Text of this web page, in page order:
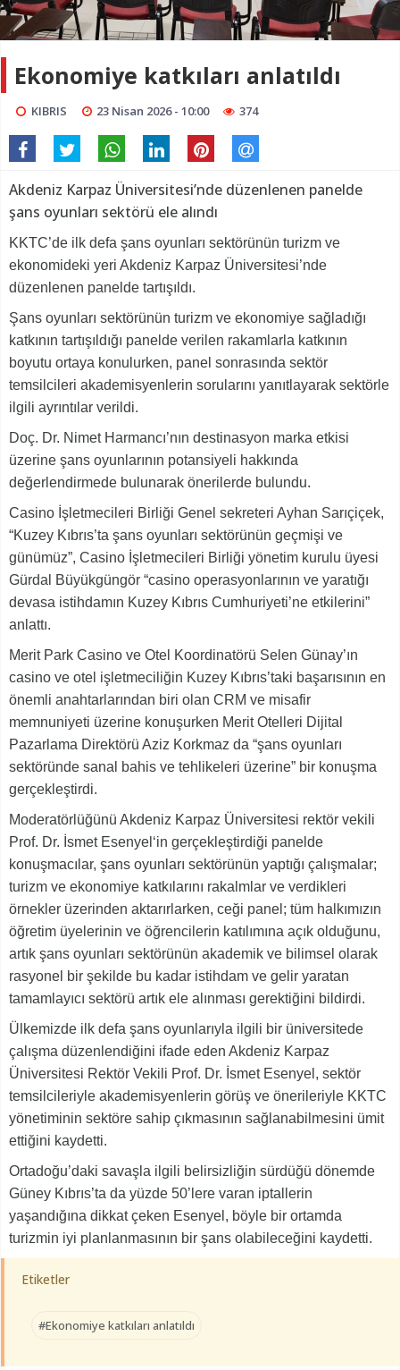
Ekonomiye katkıları anlatıldı
KIBRIS 23 Nisan 2026 - 10:00 374
Akdeniz Karpaz Üniversitesi’nde düzenlenen panelde
şans oyunları sektörü ele alındı
KKTC’de ilk defa şans oyunları sektörünün turizm ve
ekonomideki yeri Akdeniz Karpaz Üniversitesi’nde
düzenlenen panelde tartışıldı.
Şans oyunları sektörünün turizm ve ekonomiye sağladığı
katkının tartışıldığı panelde verilen rakamlarla katkının
boyutu ortaya konulurken, panel sonrasında sektör
temsilcileri akademisyenlerin sorularını yanıtlayarak sektörle
ilgili ayrıntılar verildi.
Doç. Dr. Nimet Harmancı’nın destinasyon marka etkisi
üzerine şans oyunlarının potansiyeli hakkında
değerlendirmede bulunarak önerilerde bulundu.
Casino İşletmecileri Birliği Genel sekreteri Ayhan Sarıçiçek,
“Kuzey Kıbrıs’ta şans oyunları sektörünün geçmişi ve
günümüz”, Casino İşletmecileri Birliği yönetim kurulu üyesi
Gürdal Büyükgüngör “casino operasyonlarının ve yaratığı
devasa istihdamın Kuzey Kıbrıs Cumhuriyeti’ne etkilerini”
anlattı.
Merit Park Casino ve Otel Koordinatörü Selen Günay’ın
casino ve otel işletmeciliğin Kuzey Kıbrıs’taki başarısının en
önemli anahtarlarından biri olan CRM ve misafir
memnuniyeti üzerine konuşurken Merit Otelleri Dijital
Pazarlama Direktörü Aziz Korkmaz da “şans oyunları
sektöründe sanal bahis ve tehlikeleri üzerine” bir konuşma
gerçekleştirdi.
Moderatörlüğünü Akdeniz Karpaz Üniversitesi rektör vekili
Prof. Dr. İsmet Esenyel‘in gerçekleştirdiği panelde
konuşmacılar, şans oyunları sektörünün yaptığı çalışmalar;
turizm ve ekonomiye katkılarını rakalmlar ve verdikleri
örnekler üzerinden aktarırlarken, ceği panel; tüm halkımızın
öğretim üyelerinin ve öğrencilerin katılımına açık olduğunu,
artık şans oyunları sektörünün akademik ve bilimsel olarak
rasyonel bir şekilde bu kadar istihdam ve gelir yaratan
tamamlayıcı sektörü artık ele alınması gerektiğini bildirdi.
Ülkemizde ilk defa şans oyunlarıyla ilgili bir üniversitede
çalışma düzenlendiğini ifade eden Akdeniz Karpaz
Üniversitesi Rektör Vekili Prof. Dr. İsmet Esenyel, sektör
temsilcileriyle akademisyenlerin görüş ve önerileriyle KKTC
yönetiminin sektöre sahip çıkmasının sağlanabilmesini ümit
ettiğini kaydetti.
Ortadoğu’daki savaşla ilgili belirsizliğin sürdüğü dönemde
Güney Kıbrıs’ta da yüzde 50’lere varan iptallerin
yaşandığına dikkat çeken Esenyel, böyle bir ortamda
turizmin iyi planlanmasının bir şans olabileceğini kaydetti.
Etiketler
#Ekonomiye katkıları anlatıldı